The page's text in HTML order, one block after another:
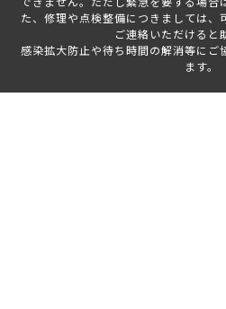
た、修理や点検整備につきましては、
ご連絡いただけると
感染拡大防止や待ち時間の解消等にご
ます。